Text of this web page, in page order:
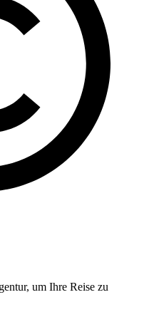
um Ihre Reise zu